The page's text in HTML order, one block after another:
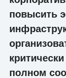
повысить
полном